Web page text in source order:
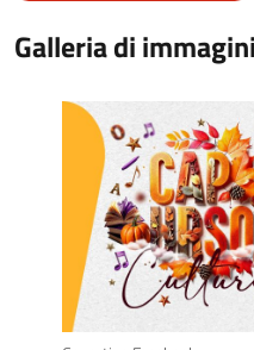
Galleria di immagini